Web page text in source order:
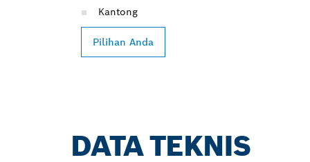
Kantong
Pilihan Anda
DATA TEKNIS